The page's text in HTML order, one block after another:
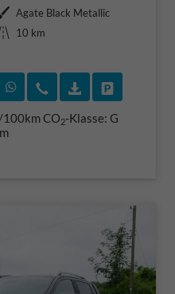
Außenfarbe Agate Black Metallic
Kilometerstand
10 km
Rückruf vereinbaren
Wir rufen Sie an
100kmCO2-Klasse: G